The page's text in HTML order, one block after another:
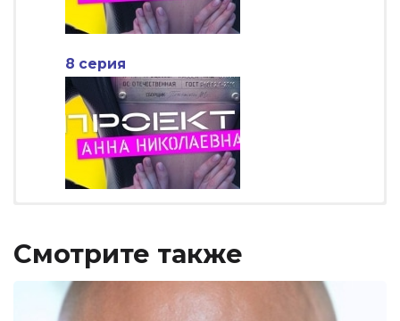
8 серия
Смотрите также